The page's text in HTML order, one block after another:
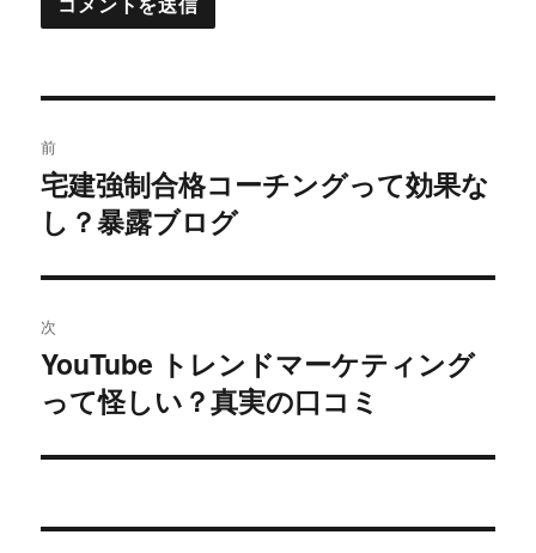
稿
ナ
ビ
ゲ
ー
シ
ン
前
過
去
投
稿:
宅建強制合格コーチングって効果な
し？暴露ブログ
次
次
の
稿:
YouTube トレンドマーケティング
って怪しい？真実の口コミ